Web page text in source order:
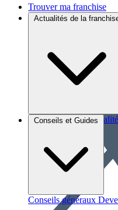
Trouver ma franchise
Actualités de la
Brèves et actus
Conseils et Guides
Conseils généraux